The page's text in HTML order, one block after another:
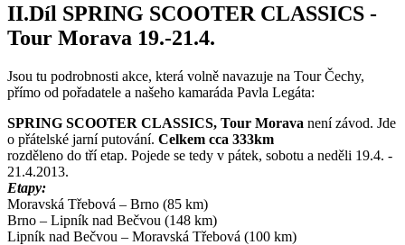
II.Díl SPRING SCOOTER CLASSICS -
Tour Morava 19.-21.4.
Jsou tu podrobnosti akce, která volně navazuje na Tour Čechy,
přímo od pořadatele a našeho kamaráda Pavla Legáta:
SPRING SCOOTER CLASSICS, Tour Morava není závod. Jde
o přátelské jarní putování. Celkem cca 333km
rozděleno do tří etap. Pojede se tedy v pátek, sobotu a neděli 19.4. -
21.4.2013.
Etapy:
Moravská Třebová – Brno (85 km)
Brno – Lipník nad Bečvou (148 km)
Lipník nad Bečvou – Moravská Třebová (100 km)